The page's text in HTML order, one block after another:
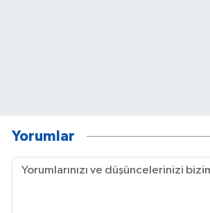
Yorumlar